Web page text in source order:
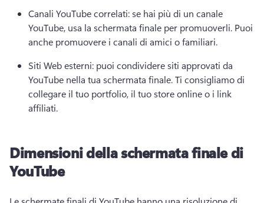
Canali YouTube correlati: se hai più di un canale
YouTube, usa la schermata finale per promuoverli. Puoi
anche promuovere i canali di amici o familiari.
Siti Web esterni: puoi condividere siti approvati da
YouTube nella tua schermata finale. Ti consigliamo di
collegare il tuo portfolio, il tuo store online o i link
affiliati.
Dimensioni della schermata finale di
YouTube